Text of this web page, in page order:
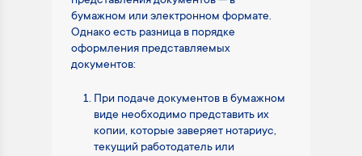
бумажном или электронном формате.
Однако есть разница в порядке
оформления представляемых
документов:
При подаче документов в бумажном
виде необходимо представить их
копии, которые заверяет нотариус,
текущий работодатель или